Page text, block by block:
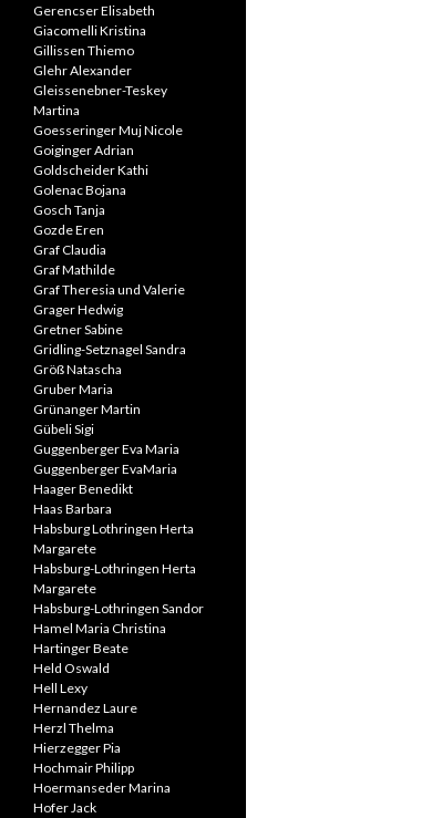
Gerencser Elisabeth
Giacomelli Kristina
Gillissen Thiemo
Glehr Alexander
Gleissenebner-Teskey
Martina
Goesseringer Muj Nicole
Goiginger Adrian
Goldscheider Kathi
Golenac Bojana
Gosch Tanja
Gozde Eren
Graf Claudia
Graf Mathilde
Graf Theresia und Valerie
Grager Hedwig
Gretner Sabine
Gridling-Setznagel Sandra
Größ Natascha
Gruber Maria
Grünanger Martin
Gübeli Sigi
Guggenberger Eva Maria
Guggenberger EvaMaria
Haager Benedikt
Haas Barbara
Habsburg Lothringen Herta
Margarete
Habsburg-Lothringen Herta
Margarete
Habsburg-Lothringen Sandor
Hamel Maria Christina
Hartinger Beate
Held Oswald
Hell Lexy
Hernandez Laure
Herzl Thelma
Hierzegger Pia
Hochmair Philipp
Hoermanseder Marina
Hofer Jack